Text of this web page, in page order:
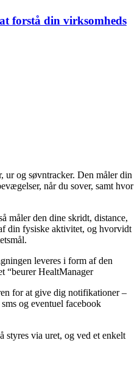
forstå din virksomheds
ur og søvntracker. Den måler din
når du sover, samt hvor
måler den dine skridt, distance,
din fysiske aktivitet, og hvorvidt
leveres i form af den
“beurer HealtManager
for at give dig notifikationer –
og eventuel facebook
styres via uret, og ved et enkelt